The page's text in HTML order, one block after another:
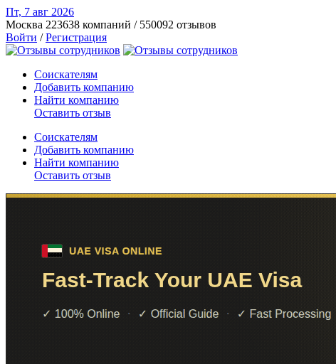
Пт, 7 авг 2026
Москва 223638 компаний / 550092 отзывов
Войти /Регистрация
Соискателям
Добавить компанию
Найти компанию
Оставить отзыв
Соискателям
Добавить компанию
Найти компанию
Оставить отзыв